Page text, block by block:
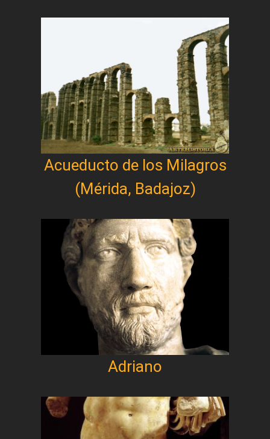
Acueducto de los Milagros
(Mérida, Badajoz)
Adriano